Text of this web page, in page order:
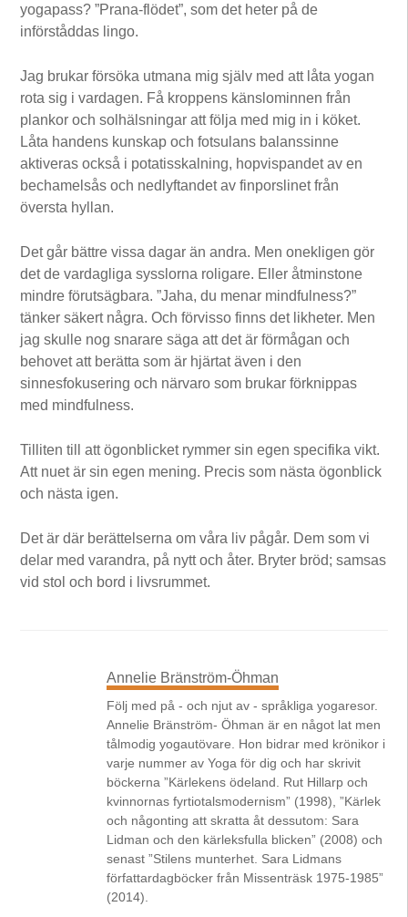
yogapass? ”Prana-flödet”, som det heter på de
införståddas lingo.
Jag brukar försöka utmana mig själv med att låta yogan
rota sig i vardagen. Få kroppens känslominnen från
plankor och solhälsningar att följa med mig in i köket.
Låta handens kunskap och fotsulans balanssinne
aktiveras också i potatisskalning, hopvispandet av en
bechamelsås och nedlyftandet av finporslinet från
översta hyllan.
Det går bättre vissa dagar än andra. Men onekligen gör
det de vardagliga sysslorna roligare. Eller åtminstone
mindre förutsägbara. ”Jaha, du menar mindfulness?”
tänker säkert några. Och förvisso finns det likheter. Men
jag skulle nog snarare säga att det är förmågan och
behovet att berätta som är hjärtat även i den
sinnesfokusering och närvaro som brukar förknippas
med mindfulness.
Tilliten till att ögonblicket rymmer sin egen specifika vikt.
Att nuet är sin egen mening. Precis som nästa ögonblick
och nästa igen.
Det är där berättelserna om våra liv pågår. Dem som vi
delar med varandra, på nytt och åter. Bryter bröd; samsas
vid stol och bord i livsrummet.
Annelie Bränström-Öhman
Följ med på - och njut av - språkliga yogaresor.
Annelie Bränström- Öhman är en något lat men
tålmodig yogautövare. Hon bidrar med krönikor i
varje nummer av Yoga för dig och har skrivit
böckerna ”Kärlekens ödeland. Rut Hillarp och
kvinnornas fyrtiotalsmodernism” (1998), ”Kärlek
och någonting att skratta åt dessutom: Sara
Lidman och den kärleksfulla blicken” (2008) och
senast ”Stilens munterhet. Sara Lidmans
författardagböcker från Missenträsk 1975-1985”
(2014).